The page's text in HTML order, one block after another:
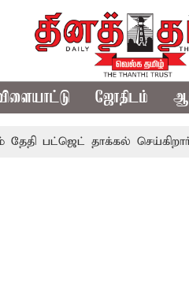
ஜோதிடம்
பட்ஜெட் தாக்கல் செய்கிறார்